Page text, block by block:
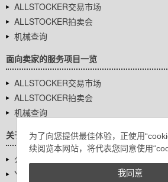
为了向您提供最佳体验，正使用
续阅览本网站，将代表您同意使用
我同意
ALLSTOCKER交易市场
ALLSTOCKER拍卖会
机械查询
面向卖家的服务项目一览
ALLSTOCKER交易市场
ALLSTOCKER拍卖会
机械查询
关于我们
公司基本信息
YUTAKA Inc.